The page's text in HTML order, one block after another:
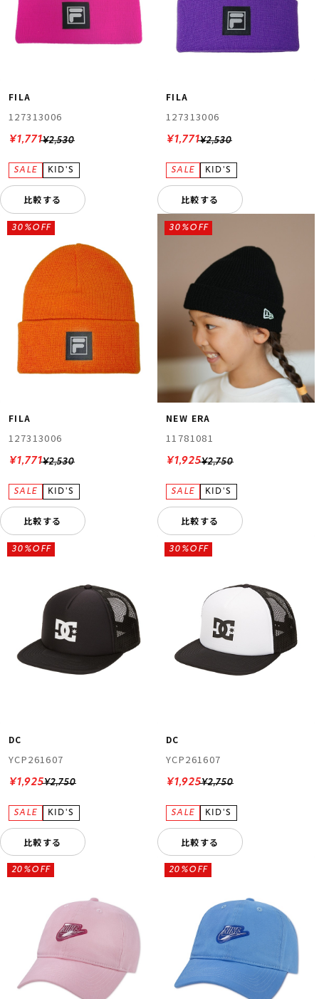
FILA
127313006
¥2,530
¥1,771
比較する
FILA
127313006
¥2,530
¥1,771
比較する
FILA
127313006
¥2,530
30%OFF
¥1,771
比較する
NEW ERA
11781081
¥2,750
30%OFF
¥1,925
比較する
DC
YCP261607
¥2,750
30%OFF
¥1,925
比較する
DC
YCP261607
¥2,750
30%OFF
¥1,925
比較する
20%OFF 20%OFF